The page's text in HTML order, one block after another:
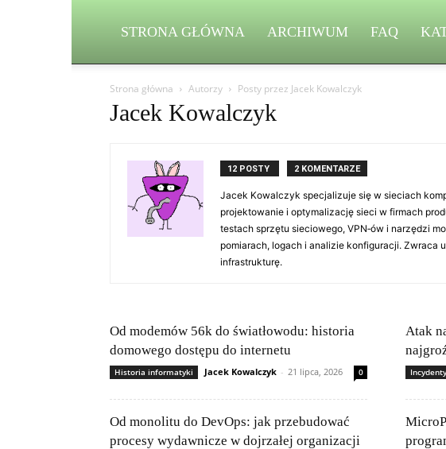
STRONA GŁÓWNA ARCHIWUM FAQ
Strona główna Autorzy Posty przez Jacek Kowalczyk
Jacek Kowalczyk
12 POSTY 2 KOMENTARZE
Jacek Kowalczyk specjalizuje się w sieciach
projektowanie i optymalizację sieci w firmach
testach sprzętu sieciowego, VPN‑ów i narzędzi
pomiarach, logach i analizie konfiguracji. Zwraca
infrastrukturę.
Od modemów 56k do światłowodu: historia
domowego dostępu do internetu
Historia informatyki Jacek Kowalczyk - 21 lipca, 2026 0
Atak
Od monolitu do DevOps: jak przebudować
procesy wydawnicze w dojrzałej organizacji